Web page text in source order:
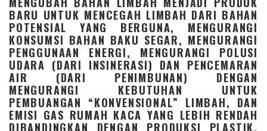
BARU UNTUK MENCEGAH LIMBAH DARI BAHAN
POTENSIAL YANG BERGUNA, MENGURANGI
KONSUMSI BAHAN BAKU SEGAR, MENGURANGI
PENGGUNAAN ENERGI, MENGURANGI POLUSI
UDARA (DARI INSINERASI) DAN PENCEMARAN
AIR (DARI PENIMBUNAN) DENGAN
MENGURANGI KEBUTUHAN UNTUK
PEMBUANGAN “KONVENSIONAL” LIMBAH, DAN
EMISI GAS RUMAH KACA YANG LEBIH RENDAH
DIBANDINGKAN DENGAN PRODUKSI PLASTIK.